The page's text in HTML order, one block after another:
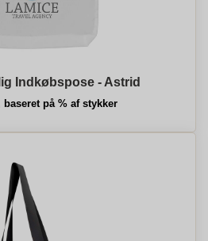
Indkøbspose - Astrid
baseret på % af stykker